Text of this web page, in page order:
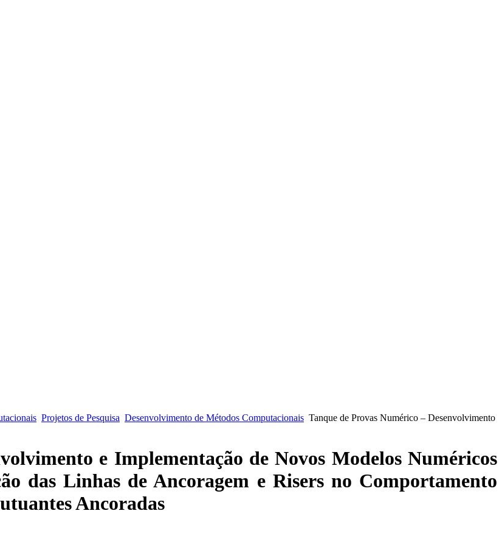
Projetos de Pesquisa Desenvolvimento de Métodos Computacionais Tanque de Provas Numérico – Desenvolvimento
e Implementação de Novos Modelos Numéricos
das Linhas de Ancoragem e Risers no Comportamento
Ancoradas